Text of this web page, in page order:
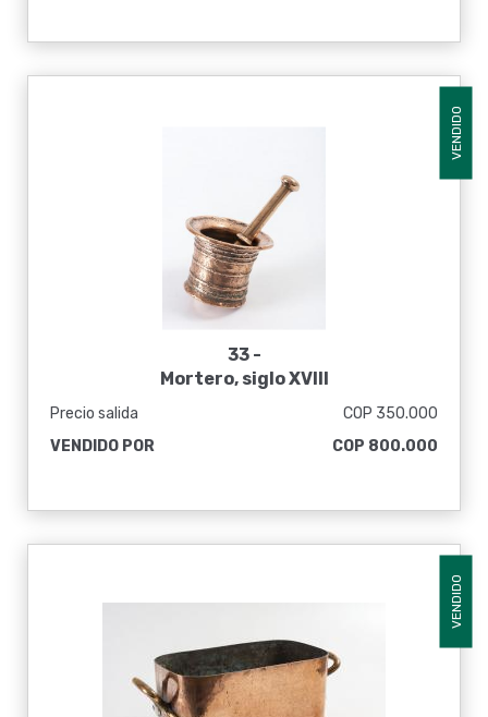
VENDIDO
33 -
Mortero, siglo XVIII
Precio salida
COP 350.000
VENDIDO POR
COP 800.000
VENDIDO